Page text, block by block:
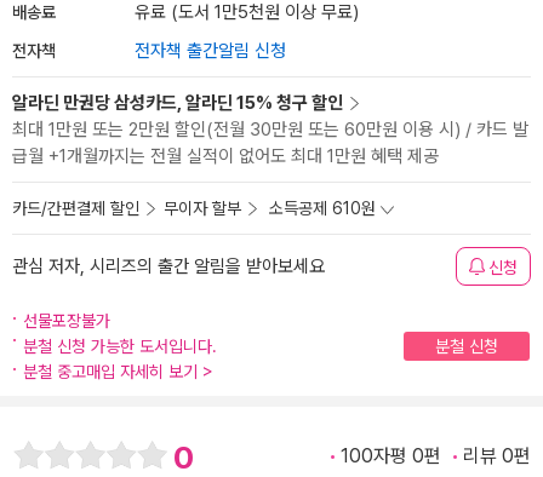
배송료 유료 (도서 1만5천원 이상 무료)
전자책 전자책 출간알림 신청
알라딘 만권당 삼성카드, 알라딘 15% 청구 할인
최대 1만원 또는 2만원 할인(전월 30만원 또는 60만원 이용 시) / 카드 발
급월 +1개월까지는 전월 실적이 없어도 최대 1만원 혜택 제공
카드/간편결제 할인 무이자 할부 소득공제 610원
관심 저자, 시리즈의 출간 알림을 받아보세요 신청
선물포장불가
분철 신청 가능한 도서입니다.
분철 신청
분철 중고매입 자세히 보기 >
0 100자평 0편 리뷰 0편